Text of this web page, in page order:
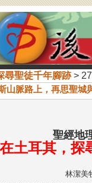
尋聖徒千年腳跡> 27
山脈路上，再思聖城
聖經地
土耳其，探
林潔美